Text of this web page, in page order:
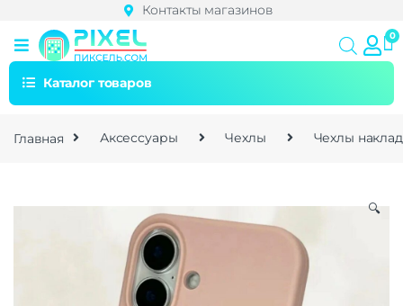
Контакты магазинов
Каталог товаров
Главная Аксессуары Чехлы Чехлы
🔍